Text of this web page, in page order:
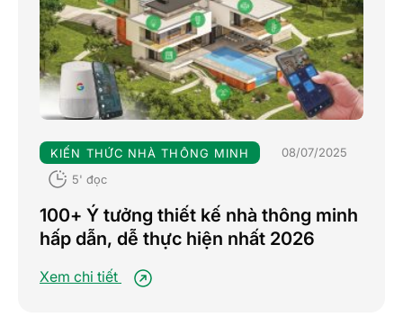
KIẾN THỨC NHÀ THÔNG MINH
08/07/2025
5' đọc
100+ Ý tưởng thiết kế nhà thông minh
hấp dẫn, dễ thực hiện nhất 2026
Xem chi tiết